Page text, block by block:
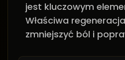
jest kluczowym
Właściwa
zmniejszyć ból i